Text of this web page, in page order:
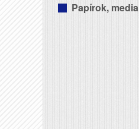
Papírok, media